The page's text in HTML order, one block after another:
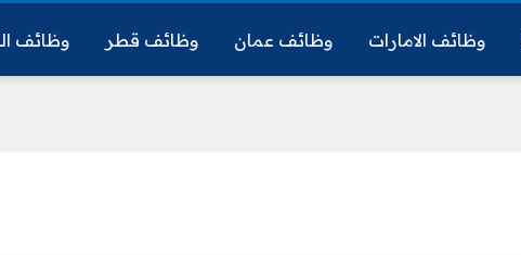
وظائف الامارات وظائف عمان وظائف قطر وظائف